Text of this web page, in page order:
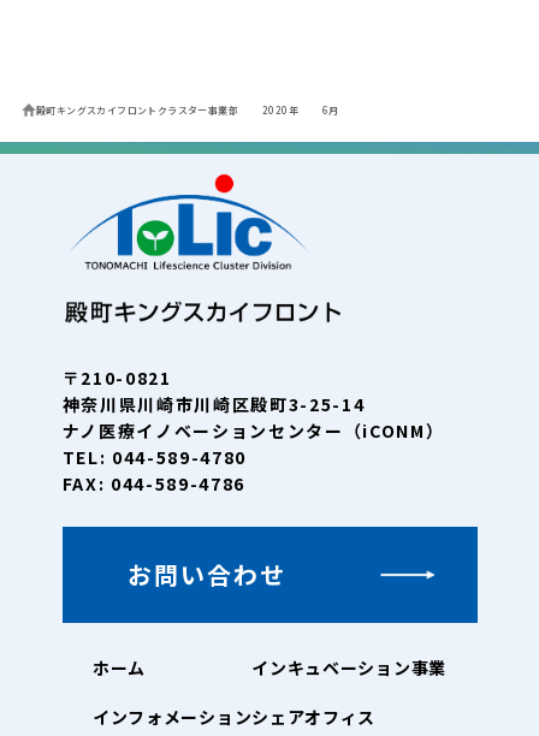
殿町キングスカイフロントクラスター事業部 2020年 6月
〒210-0821
神奈川県川崎市川崎区殿町3-25-14
ナノ医療イノベーションセンター（iCONM）
TEL: 044-589-4780
FAX: 044-589-4786
お問い合わせ
ホーム
インフォメーション
インキュベーション事業
シェアオフィス